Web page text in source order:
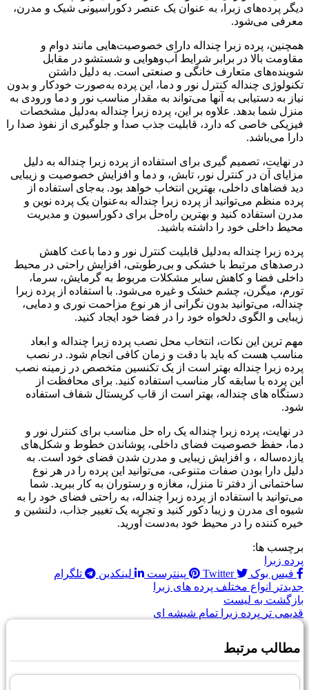
دیگر پرده‌های زبرا، به عنوان یک عنصر دکوراسیونی شیک و مدرن،
معرفی می‌شود.
همچنین، پرده زبرا چنداله دارای خصوصیت‌هایی مانند دوام و
مقاومت بالا در برابر شرایط آب‌و‌هوایی و شستشو در مقابل
شوینده‌های متعارف خانگی و صنعتی است. به دلیل داشتن
تکنولوژی چنداله کنترل نور و دما، این پرده به‌صورت خودکار و بدون
نیاز به دستیابی به آنها می‌تواند به مقدار مناسب نور و دما ورودی به
منزل شما بدهد. علاوه بر این، پرده زبرا چنداله به‌دلیل مشخصات
فیزیکی خاصی که دارد، قابلیت جذب صدا و جلوگیری از نفوذ صدا را
دارا می‌باشد.
در نهایت، تصمیم گیری برای استفاده از پرده زبرا چنداله به دلیل
مزایای آن در کنترل نور، تابش، و دما و افزایش خصوصیت و زیبایی
دید فضاهای داخلی، بهترین انتخاب خواهد بود. به‌جای استفاده از
پرده منظم می‌توانید از پرده زبرا چنداله به‌عنوان یک پرده نوین و
مدرن استفاده کنید و بهترین راه‌حل برای دکوراسیون و مدیریت
محیط داخلی خود را داشته باشید.
پرده زبرا چنداله به‌دلیل قابلیت کنترل نور و دما باعث کاهش
درصد‌های مرتبط با خشکی و بی‌رطوبتی، افزایش راحتی در محیط
داخلی فضا و کاهش سایر مشکلات مربوط به گرمایش، سرما،
تورم، میگرن، چشم خشک و غیره می‌شود. با استفاده از پرده زبرا
چنداله، می‌توانید بدون نگرانی از هر نوع مزاحمت نوری و دمایی،
زیبایی و الگوی دلخواه خود را در فضا خود ایجاد کنید.
مهم ترین این نکات، انتخاب محل نصب پرده زبرا چنداله و ابعاد
مناسب هست که باید با دقت و زمان کافی انجام شود. در نصب
پرده زبرا چنداله بهتر است از یک تکنسین متخصص در زمینه نصب
این پرده با سابقه کار مناسب استفاده کنید. برای محافظت از
دستگاه های چنداله، بهتر است از قاب کریستال شفاف استفاده
شود.
در نهایت، پرده زبرا چنداله یک راه حل مناسب برای کنترل نور و
دما، حفظ خصوصیت فضای داخلی، پوشاندن خطوط و شکل‌های
یازده‌ساله ، و افزایش زیبایی و مدرن شدن فضای خود است. به
دلیل دارا بودن صفات متنوعی، می‌توانید این پرده را در هر نوع
ساختمانی از دفتر تا منزل، مغازه و رستوران به کار ببرید. شما
می‌توانید با استفاده از پرده زبرا چنداله، به راحتی فضای خود را به
شیوه‌ ای مدرن و زیبا دکور کنید و تجربه یک تغییر جذاب، دلنشین و
خیره کننده را در محیط خود به‌دست آورید.
برچسب ها:
پرده زبرا
فیس بوک
Twitter پینترست لینکدین
تلگرام
جدیدتر
انواع مختلف پرده های زبرا
بازگشت به لیست
قدیمی تر پرده زبرا تمام شیشه ای
مطالب مرتبط